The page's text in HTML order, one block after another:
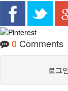
0 Comments
로그